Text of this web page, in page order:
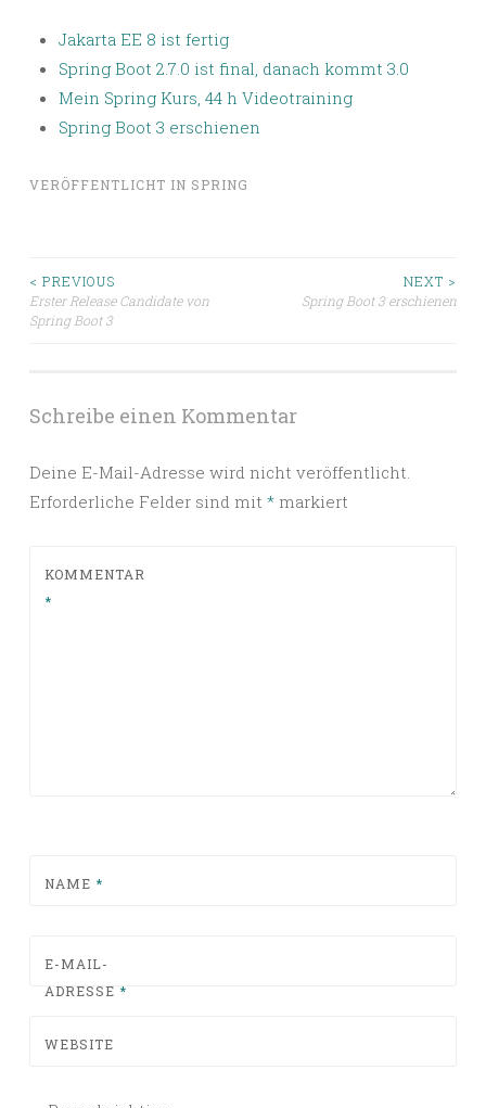
Jakarta EE 8 ist fertig
Spring Boot 2.7.0 ist final, danach kommt 3.0
Mein Spring Kurs, 44 h Videotraining
Spring Boot 3 erschienen
VERÖFFENTLICHT IN SPRING
Beitragsnavigation
< PREVIOUS
Erster Release Candidate von
Spring Boot 3
NEXT >
Spring Boot 3 erschienen
Schreibe einen Kommentar
Deine E-Mail-Adresse wird nicht veröffentlicht.
Erforderliche Felder sind mit * markiert
KOMMENTAR
*
NAME *
E-MAIL-
ADRESSE *
WEBSITE